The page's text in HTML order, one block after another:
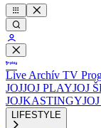
Live Archív TV
JOJJOJ PLAYJOJ
JOJKASTINGY
LIFESTYLE